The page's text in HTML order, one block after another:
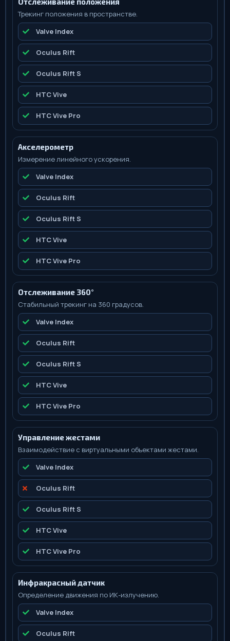
Трекинг положения в пространстве.
Valve Index
Oculus Rift
Oculus Rift S
HTC Vive
HTC Vive Pro
Акселерометр
Измерение линейного ускорения.
Valve Index
Oculus Rift
Oculus Rift S
HTC Vive
HTC Vive Pro
Отслеживание 360°
Стабильный трекинг на 360 градусов.
Valve Index
Oculus Rift
Oculus Rift S
HTC Vive
HTC Vive Pro
Управление жестами
Взаимодействие с виртуальными объектами жестами.
Valve Index
Oculus Rift
Oculus Rift S
HTC Vive
HTC Vive Pro
Инфракрасный датчик
Определение движения по ИК-излучению.
Valve Index
Oculus Rift